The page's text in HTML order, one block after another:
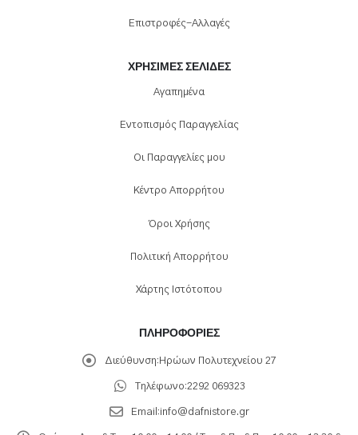
Επιστροφές-Αλλαγές
ΧΡΉΣΙΜΕΣ ΣΕΛΊΔΕΣ
Αγαπημένα
Εντοπισμός Παραγγελίας
Οι Παραγγελίες μου
Κέντρο Απορρήτου
Όροι Χρήσης
Πολιτική Απορρήτου
Χάρτης Ιστότοπου
ΠΛΗΡΟΦΟΡΊΕΣ
Διεύθυνση: Ηρώων Πολυτεχνείου 27
Τηλέφωνο:2292 069323
Email:info@dafnistore.gr